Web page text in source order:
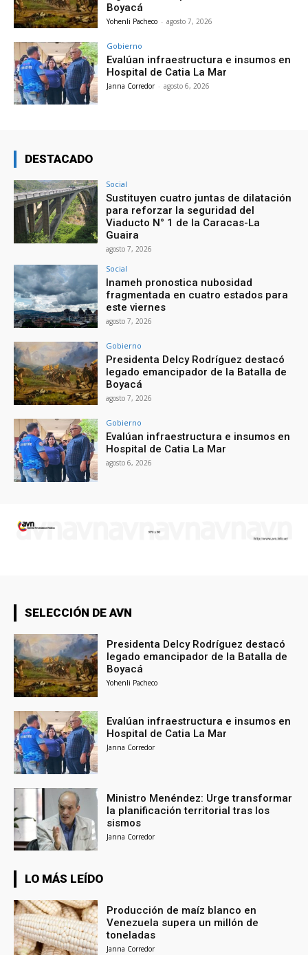
Boyacá
Yohenli Pacheco - agosto 7, 2026
Gobierno
Evalúan infraestructura e insumos en
Hospital de Catia La Mar
Janna Corredor - agosto 6, 2026
DESTACADO
Social
Sustituyen cuatro juntas de dilatación
para reforzar la seguridad del
Viaducto N° 1 de la Caracas-La
Guaira
agosto 7, 2026
Social
Inameh pronostica nubosidad
fragmentada en cuatro estados para
este viernes
agosto 7, 2026
Gobierno
Presidenta Delcy Rodríguez destacó
legado emancipador de la Batalla de
Boyacá
agosto 7, 2026
Gobierno
Evalúan infraestructura e insumos en
Hospital de Catia La Mar
agosto 6, 2026
SELECCIÓN DE AVN
Presidenta Delcy Rodríguez destacó
legado emancipador de la Batalla de
Boyacá
Yohenli Pacheco
Evalúan infraestructura e insumos en
Hospital de Catia La Mar
Janna Corredor
Ministro Menéndez: Urge transformar
la planificación territorial tras los
sismos
Janna Corredor
LO MÁS LEÍDO
Producción de maíz blanco en
Venezuela supera un millón de
toneladas
Janna Corredor